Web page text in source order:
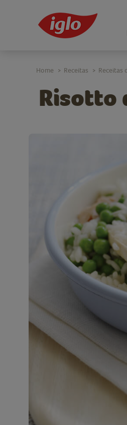
Risotto
Home > Receitas > Receitas